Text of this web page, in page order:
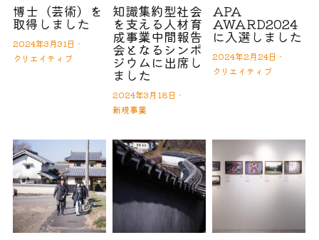
博士（芸術）を
取得しました
2024年3月31日 ·
クリエイティブ
知識集約型社会
を支える人材育
成事業中間報告
会となるシンポ
ジウムに出席し
ました
2024年3月18日 ·
新規事業
APA
AWARD2024
に入選しました
2024年2月24日 ·
クリエイティブ